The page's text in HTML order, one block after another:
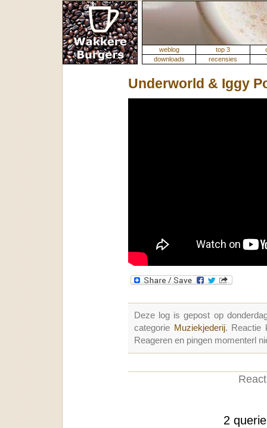
weblog top 3
downloads
recensies
Underworld & Iggy
Deze log is gepost op
categorie Muziekjederij. Reactie
Reageren en pingen momenterl
2